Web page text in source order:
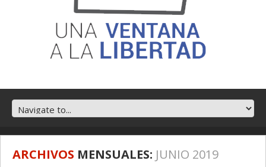
ARCHIVOS MENSUALES: JUNIO 2019